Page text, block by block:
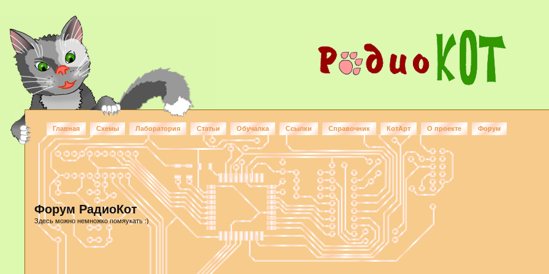
Главная Схемы Лаборатория Статьи Обучалка Ссылки Справочник КотАрт О проекте Форум
Форум РадиоКот
Здесь можно немножко помяукать :)